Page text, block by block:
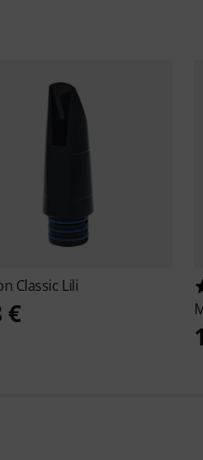
Classic Lili
€